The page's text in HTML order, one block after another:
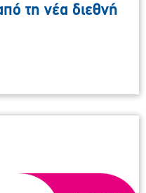
τη νέα διεθνή